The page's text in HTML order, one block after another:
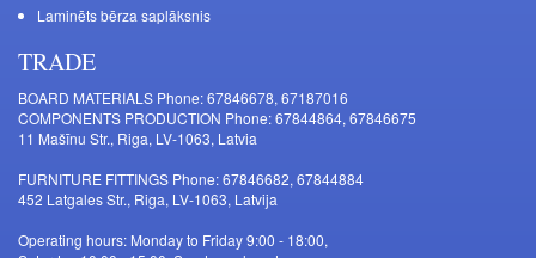
Laminēts bērza saplāksnis
TRADE
BOARD MATERIALS Phone: 67846678, 67187016
COMPONENTS PRODUCTION Phone: 67844864, 67846675
11 Mašīnu Str., Riga, LV-1063, Latvia
FURNITURE FITTINGS Phone: 67846682, 67844884
452 Latgales Str., Riga, LV-1063, Latvija
Operating hours: Monday to Friday 9:00 - 18:00,